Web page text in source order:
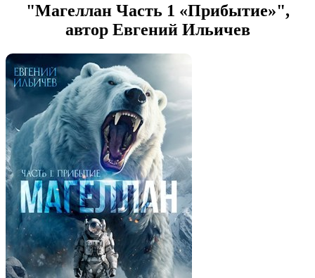
"Магеллан Часть 1 «Прибытие»",
автор Евгений Ильичев